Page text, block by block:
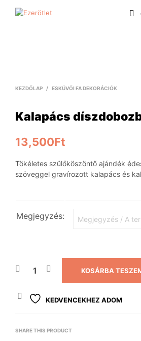
KEZDŐLAP / ESKÜVŐI FA DEKORÁCIÓK
Kalapács
13,500Ft
Tökéletes szülőköszöntő ajándék
szöveggel gravírozott kalapács és
Megjegyzés:
KOSÁRBA
KEDVENCEKHEZ ADOM
SHARE THIS PRODUCT